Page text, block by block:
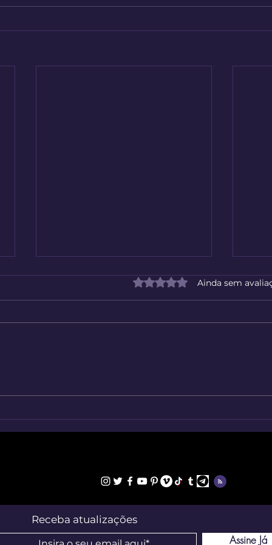
Avaliado com 0 de 5
Ainda sem
Receba atualizações
Assine Já